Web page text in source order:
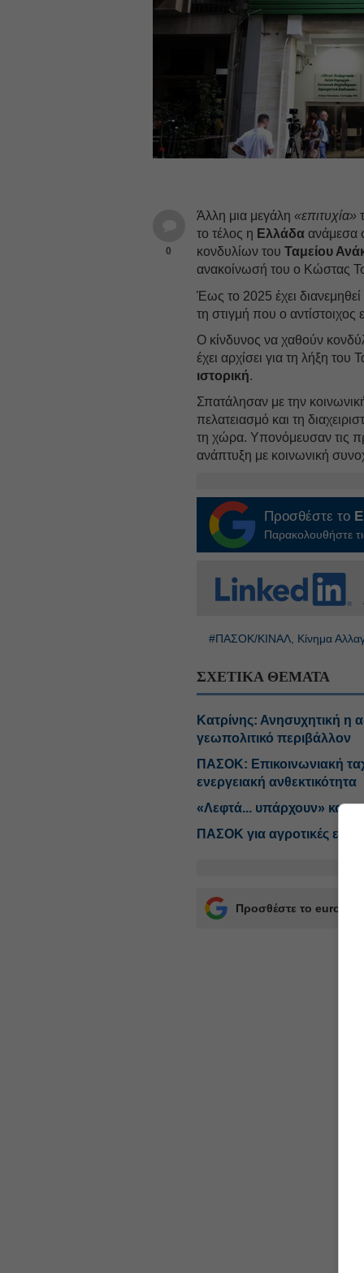
0
Άλλη μια μεγάλη«επιτυχία»
το τέλος η Ελλάδα ανάμεσα
κονδυλίων τουΤαμείου
ανακοίνωσή του ο Κώστας
Έως το 2025 έχει
τη στιγμή που ο
Ο κίνδυνος να χαθούν
έχει αρχίσει για τη λήξη
ιστορική.
Σπατάλησαν με την
πελατειασμό και τη
τη χώρα. Υπονόμευσαν τις
ανάπτυξη με κοινωνική
Προσθέστε το
Παρακολουθήστε
#ΠΑΣΟΚ/ΚΙΝΑΛ, Κίνημα
ΣΧΕΤΙΚΑ ΘΕΜΑΤΑ
Κατρίνης: Ανησυχητική η
γεωπολιτικό περιβάλλον
ΠΑΣΟΚ: Επικοινωνιακή
ενεργειακή ανθεκτικότητα
«Λεφτά... υπάρχουν» και
ΠΑΣΟΚ για αγροτικές
Προσθέστε το